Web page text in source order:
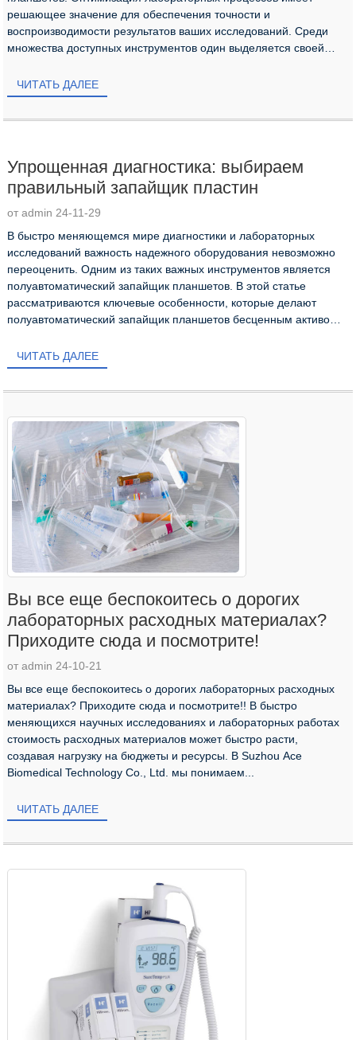
решающее значение для обеспечения точности и
воспроизводимости результатов ваших исследований. Среди
множества доступных инструментов один выделяется своей
ЧИТАТЬ ДАЛЕЕ
Упрощенная диагностика: выбираем
правильный запайщик пластин
от admin 24-11-29
В быстро меняющемся мире диагностики и лабораторных
исследований важность надежного оборудования невозможно
переоценить. Одним из таких важных инструментов является
полуавтоматический запайщик планшетов. В этой статье
рассматриваются ключевые особенности, которые делают
полуавтоматический запайщик планшетов бесценным активом
ЧИТАТЬ ДАЛЕЕ
Вы все еще беспокоитесь о дорогих
лабораторных расходных материалах?
Приходите сюда и посмотрите!
от admin 24-10-21
Вы все еще беспокоитесь о дорогих лабораторных расходных
материалах? Приходите сюда и посмотрите!! В быстро
меняющихся научных исследованиях и лабораторных работах
стоимость расходных материалов может быстро расти,
создавая нагрузку на бюджеты и ресурсы. В Suzhou Ace
Biomedical Technology Co., Ltd. мы понимаем...
ЧИТАТЬ ДАЛЕЕ